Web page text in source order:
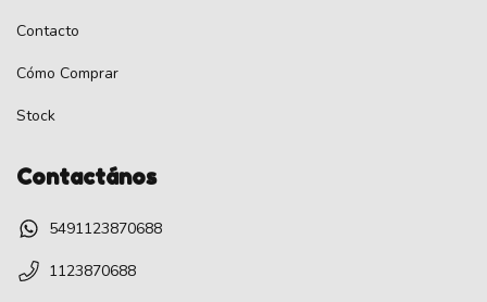
Contacto
Cómo Comprar
Stock
Contactános
5491123870688
1123870688